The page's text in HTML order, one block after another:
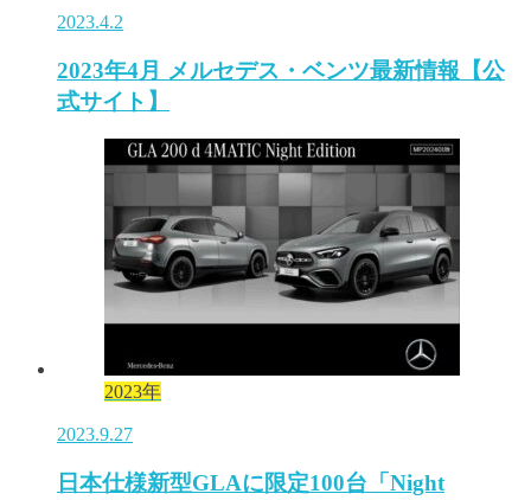
2023.4.2
2023年4月 メルセデス・ベンツ最新情報【公
式サイト】
2023年
2023.9.27
日本仕様新型GLAに限定100台「Night